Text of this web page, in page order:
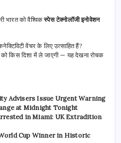
भारत को वैश्विकस्पेस टेक्नोलॉजी इनोवेशन
वेंचर के लिए उत्साहित हैं?
किस दिशा में ले जाएगी — यह देखना रोचक
Advisers Issue Urgent Warning
at Midnight Tonight
in Miami: UK Extradition
Cup Winner in Historic